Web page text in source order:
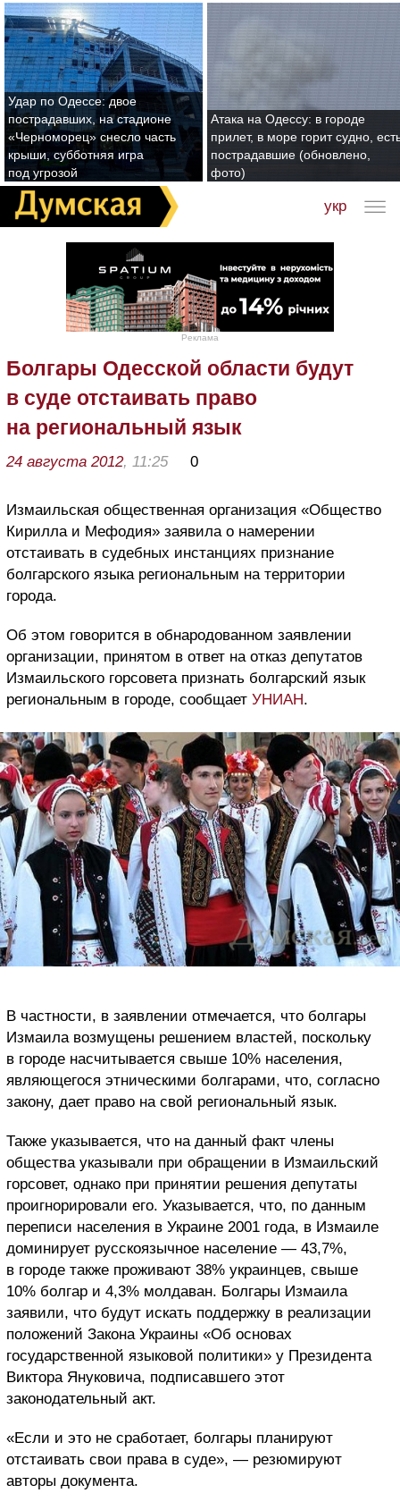
Удар по Одессе: двое
пострадавших, на стадионе
«Черноморец» снесло часть
крыши, субботняя игра
под угрозой
Атака на Одессу: в городе
прилет, в море горит судно,
пострадавшие (обновлено,
фото)
укр
Реклама
Болгары Одесской области будут
в суде отстаивать право
на региональный язык
24 августа 2012, 11:25 0
Измаильская общественная организация «Общество
Кирилла и Мефодия» заявила о намерении
отстаивать в судебных инстанциях признание
болгарского языка региональным на территории
города.
Об этом говорится в обнародованном заявлении
организации, принятом в ответ на отказ депутатов
Измаильского горсовета признать болгарский язык
региональным в городе, сообщает УНИАН.
В частности, в заявлении отмечается, что болгары
Измаила возмущены решением властей, поскольку
в городе насчитывается свыше 10% населения,
являющегося этническими болгарами, что, согласно
закону, дает право на свой региональный язык.
Также указывается, что на данный факт члены
общества указывали при обращении в Измаильский
горсовет, однако при принятии решения депутаты
проигнорировали его. Указывается, что, по данным
переписи населения в Украине 2001 года, в Измаиле
доминирует русскоязычное население — 43,7%,
в городе также проживают 38% украинцев, свыше
10% болгар и 4,3% молдаван. Болгары Измаила
заявили, что будут искать поддержку в реализации
положений Закона Украины «Об основах
государственной языковой политики» у Президента
Виктора Януковича, подписавшего этот
законодательный акт.
«Если и это не сработает, болгары планируют
отстаивать свои права в суде», — резюмируют
авторы документа.